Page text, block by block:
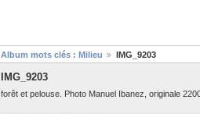
Album mots clés : Milieu IMG_9203
IMG_9203
forêt et pelouse. Photo Manuel Ibanez, originale